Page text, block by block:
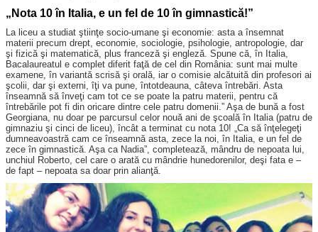
„Nota 10 în Italia, e un fel de 10 în gimnastică!”
La liceu a studiat ştiinţe socio-umane şi economie: asta a însemnat
materii precum drept, economie, sociologie, psihologie, antropologie, dar
şi fizică şi matematică, plus franceză şi engleză. Spune că, în Italia,
Bacalaureatul e complet diferit faţă de cel din România: sunt mai multe
examene, în variantă scrisă şi orală, iar o comisie alcătuită din profesori ai
şcolii, dar şi externi, îţi va pune, întotdeauna, câteva întrebări. Asta
înseamnă să înveţi cam tot ce se poate la patru materii, pentru că
întrebările pot fi din oricare dintre cele patru domenii.” Aşa de bună a fost
Georgiana, nu doar pe parcursul celor nouă ani de şcoală în Italia (patru de
gimnaziu şi cinci de liceu), încât a terminat cu nota 10! „Ca să înţelegeţi
dumneavoastră cam ce înseamnă asta, zece la noi, în Italia, e un fel de
zece în gimnastică. Aşa ca Nadia”, completează, mândru de nepoata lui,
unchiul Roberto, cel care o arată cu mândrie hunedorenilor, deşi fata e –
de fapt – nepoata sa doar prin alianţă.